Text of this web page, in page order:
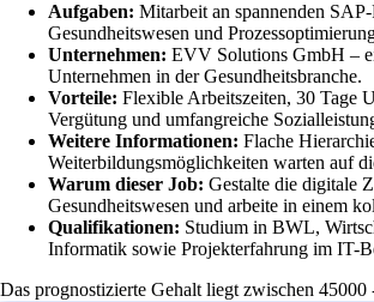
Aufgaben: Mitarbeit an spannenden
Gesundheitswesen und
Unternehmen: EVV Solutions GmbH –
Unternehmen in der Gesundheitsbranche.
Vorteile: Flexible Arbeitszeiten, 30 Tage
Vergütung und umfangreiche
Weitere Informationen: Flache
Weiterbildungsmöglichkeiten warten auf
Warum dieser Job: Gestalte die digitale
Gesundheitswesen und arbeite in einem
Qualifikationen: Studium in BWL,
Informatik sowie Projekterfahrung im IT-
Das prognostizierte Gehalt liegt zwischen 45000